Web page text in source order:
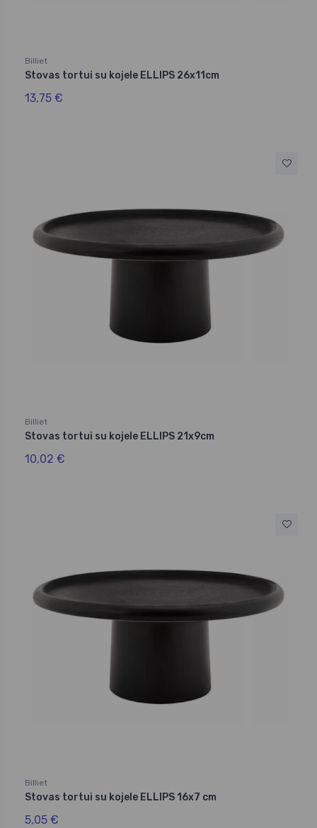
Billiet
Stovas tortui su kojele ELLIPS 26x11cm
13,75 €
Billiet
Stovas tortui su kojele ELLIPS 21x9cm
10,02 €
Billiet
Stovas tortui su kojele ELLIPS 16x7 cm
5,05 €